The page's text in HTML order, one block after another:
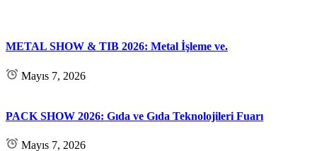
METAL SHOW & TIB 2026: Metal İşleme ve.
Mayıs 7, 2026
PACK SHOW 2026: Gıda ve Gıda Teknolojileri Fuarı
Mayıs 7, 2026